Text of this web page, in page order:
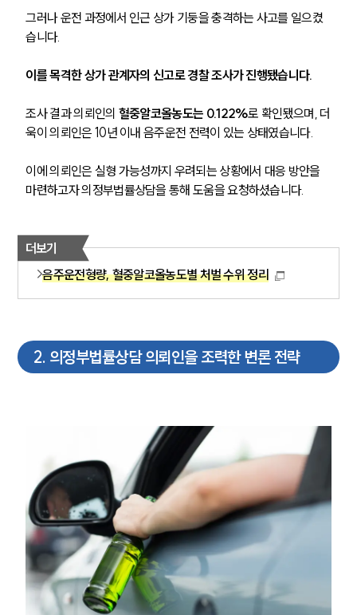
그러나 운전 과정에서 인근 상가 기둥을 충격하는 사고를 일으켰
습니다.
이를 목격한 상가 관계자의 신고로 경찰 조사가 진행됐습니다.
조사 결과 의뢰인의 혈중알코올농도는 0.122%로 확인됐으며, 더
욱이 의뢰인은 10년 이내 음주운전 전력이 있는 상태였습니다.
이에 의뢰인은 실형 가능성까지 우려되는 상황에서 대응 방안을
마련하고자 의정부법률상담을 통해 도움을 요청하셨습니다.
더보기
음주운전형량, 혈중알코올농도별 처벌 수위 정리
2. 의정부법률상담 의뢰인을 조력한 변론 전략